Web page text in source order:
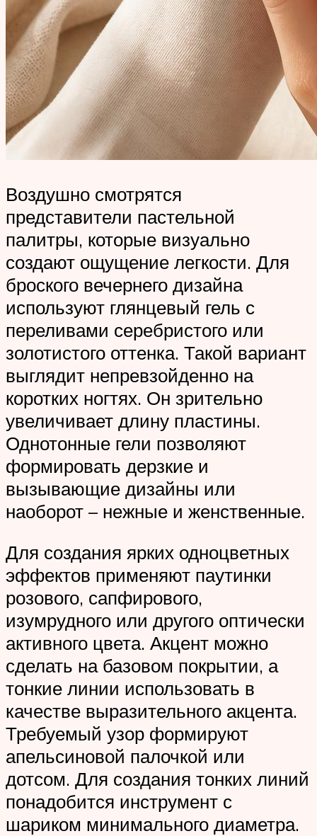
Воздушно смотрятся
представители пастельной
палитры, которые визуально
создают ощущение легкости. Для
броского вечернего дизайна
используют глянцевый гель с
переливами серебристого или
золотистого оттенка. Такой вариант
выглядит непревзойденно на
коротких ногтях. Он зрительно
увеличивает длину пластины.
Однотонные гели позволяют
формировать дерзкие и
вызывающие дизайны или
наоборот – нежные и женственные.
Для создания ярких одноцветных
эффектов применяют паутинки
розового, сапфирового,
изумрудного или другого оптически
активного цвета. Акцент можно
сделать на базовом покрытии, а
тонкие линии использовать в
качестве выразительного акцента.
Требуемый узор формируют
апельсиновой палочкой или
дотсом. Для создания тонких линий
понадобится инструмент с
шариком минимального диаметра.